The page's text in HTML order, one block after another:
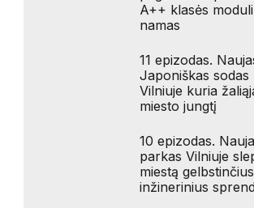
A++ klasės
namas
11 epizodas.
Japoniškas sodas
Vilniuje kuria
miesto jungtį
10 epizodas.
parkas Vilniuje
miestą gelbstinčius
inžinerinius